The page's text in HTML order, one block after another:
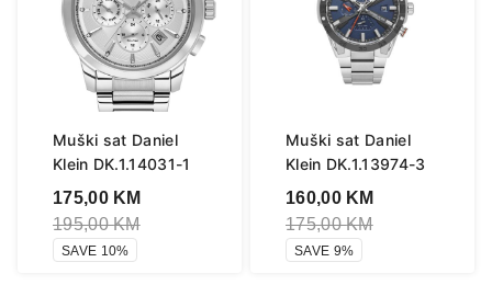
Muški sat Daniel
Klein DK.1.14031-1
175,00 KM
195,00KM
SAVE 10%
Muški sat Daniel
Klein DK.1.13974-3
160,00 KM
175,00KM
SAVE 9%